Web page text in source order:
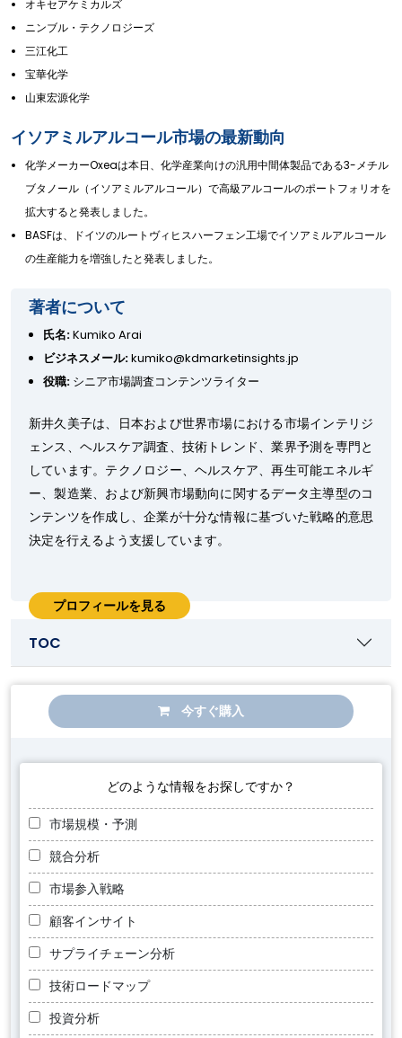
オキセアケミカルズ
ニンブル・テクノロジーズ
三江化工
宝華化学
山東宏源化学
イソアミルアルコール市場の最新動向
化学メーカーOxeaは本日、化学産業向けの汎用中間体製品である3-メチル
ブタノール（イソアミルアルコール）で高級アルコールのポートフォリオを
拡大すると発表しました。
BASFは、ドイツのルートヴィヒスハーフェン工場でイソアミルアルコール
の生産能力を増強したと発表しました。
著者について
氏名:Kumiko Arai
ビジネスメール:kumiko@kdmarketinsights.jp
役職: シニア市場調査コンテンツライター
新井久美子は、日本および世界市場における市場インテリジ
ェンス、ヘルスケア調査、技術トレンド、業界予測を専門と
しています。テクノロジー、ヘルスケア、再生可能エネルギ
ー、製造業、および新興市場動向に関するデータ主導型のコ
ンテンツを作成し、企業が十分な情報に基づいた戦略的意思
決定を行えるよう支援しています。
プロフィールを見る
TOC
今すぐ購入
どのような情報をお探しですか？
市場規模・予測
競合分析
市場参入戦略
顧客インサイト
サプライチェーン分析
技術ロードマップ
投資分析